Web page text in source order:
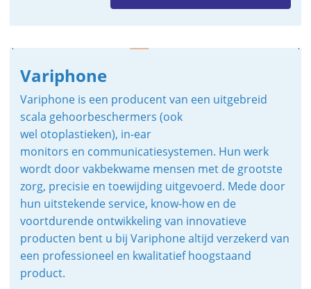
Variphone
Variphone is een producent van een uitgebreid
scala gehoorbeschermers (ook
wel otoplastieken), in-ear
monitors en communicatiesystemen. Hun werk
wordt door vakbekwame mensen met de grootste
zorg, precisie en toewijding uitgevoerd. Mede door
hun uitstekende service, know-how en de
voortdurende ontwikkeling van innovatieve
producten bent u bij Variphone altijd verzekerd van
een professioneel en kwalitatief hoogstaand
product.